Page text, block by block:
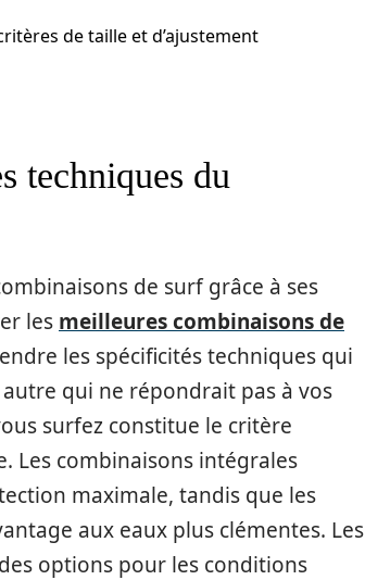
de taille et d’ajustement
techniques du
de surf grâce à ses
les meilleures combinaisons de
les spécificités techniques qui
qui ne répondrait pas à vos
surfez constitue le critère
Les combinaisons intégrales
maximale, tandis que les
aux eaux plus clémentes. Les
options pour les conditions